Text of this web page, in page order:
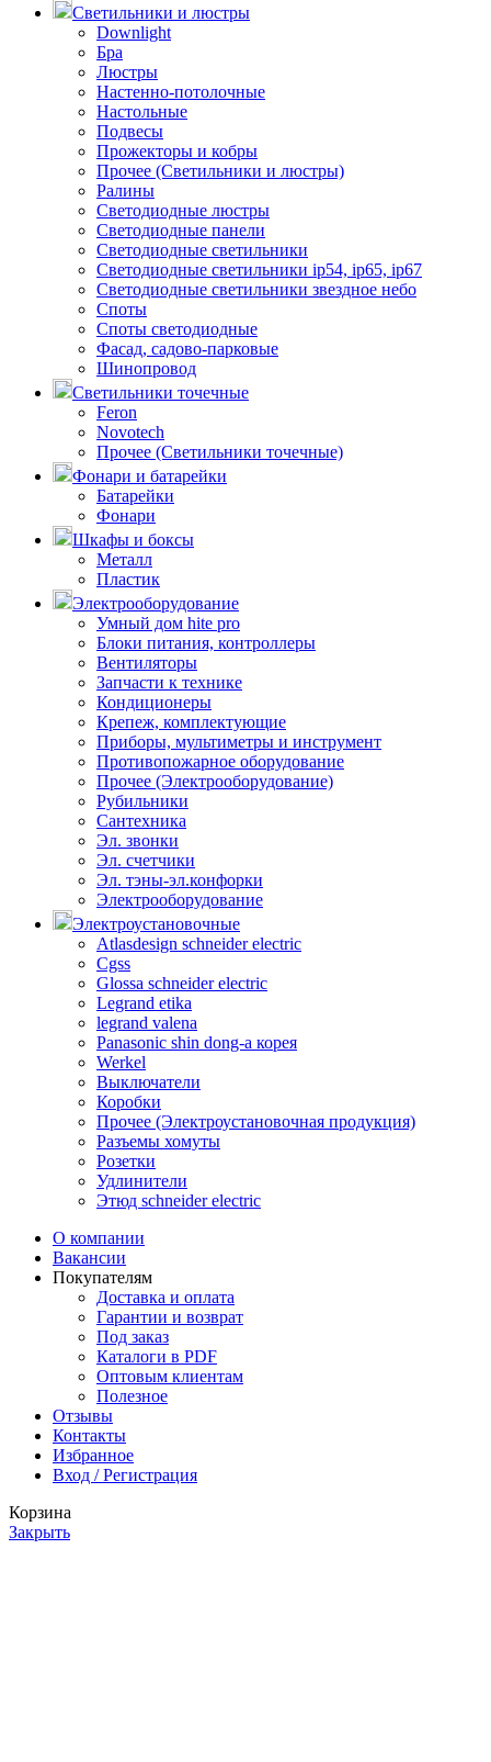
Светильники и люстры
Downlight
Бра
Люстры
Настенно-потолочные
Настольные
Подвесы
Прожекторы и кобры
Прочее (Светильники и люстры)
Ралины
Светодиодные люстры
Светодиодные панели
Светодиодные светильники
Светодиодные светильники ip54, ip65, ip67
Светодиодные светильники звездное небо
Споты
Споты светодиодные
Фасад, садово-парковые
Шинопровод
Светильники точечные
Feron
Novotech
Прочее (Светильники точечные)
Фонари и батарейки
Батарейки
Фонари
Шкафы и боксы
Металл
Пластик
Электрооборудование
Умный дом hite pro
Блоки питания, контроллеры
Вентиляторы
Запчасти к технике
Кондиционеры
Крепеж, комплектующие
Приборы, мультиметры и инструмент
Противопожарное оборудование
Прочее (Электрооборудование)
Рубильники
Сантехника
Эл. звонки
Эл. счетчики
Эл. тэны-эл.конфорки
Электрооборудование
Электроустановочные
Atlasdesign schneider electric
Cgss
Glossa schneider electric
Legrand etika
legrand valena
Panasonic shin dong-a корея
Werkel
Выключатели
Коробки
Прочее (Электроустановочная продукция)
Разъемы хомуты
Розетки
Удлинители
Этюд schneider electric
О компании
Вакансии
Покупателям
Доставка и оплата
Гарантии и возврат
Под заказ
Каталоги в PDF
Оптовым клиентам
Полезное
Отзывы
Контакты
Избранное
Вход / Регистрация
Корзина
Закрыть